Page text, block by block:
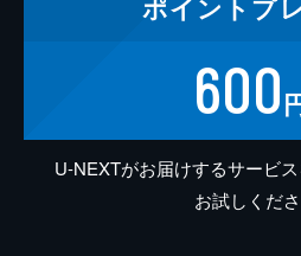
600
U-NEXTがお届けするサービ
お試しくださ